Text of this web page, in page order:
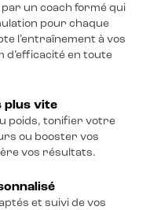
un coach formé qui
pour chaque
l’entraînement à vos
d’efficacité en toute
plus vite
poids, tonifier votre
ou booster vos
vos résultats.
et suivi de vos